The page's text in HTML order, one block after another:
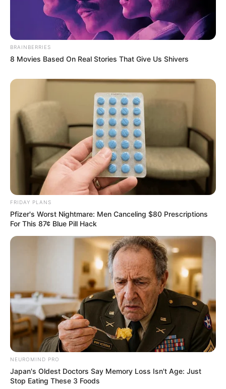
BRAINBERRIES
8 Movies Based On Real Stories That Give Us Shivers
FRIDAY PLANS
Pfizer's Worst Nightmare: Men Canceling $80 Prescriptions
For This 87¢ Blue Pill Hack
NEUROMIND PRO
Japan's Oldest Doctors Say Memory Loss Isn't Age: Just
Stop Eating These 3 Foods